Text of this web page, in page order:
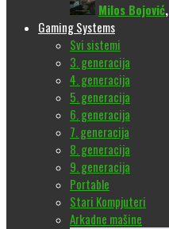
Milos Bojović,
Gaming Systems
Svi sistemi
3. generacija
4. generacija
5. generacija
6. generacija
7. generacija
8. generacija
9. generacija
Portable
Stari Kompjuteri
Arkadne mašine